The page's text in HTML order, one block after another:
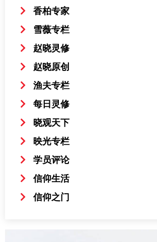
香柏专家
雪薇专栏
赵晓灵修
赵晓原创
渔夫专栏
每日灵修
晓观天下
映光专栏
学员评论
信仰生活
信仰之门